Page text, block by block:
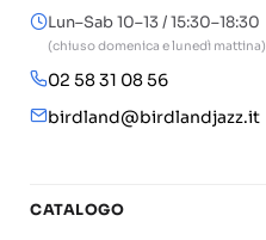
Lun–Sab 10–13 / 15:30–18:30
(chiuso domenica e lunedì mattina)
02 58 31 08 56
birdland@birdlandjazz.it
CATALOGO